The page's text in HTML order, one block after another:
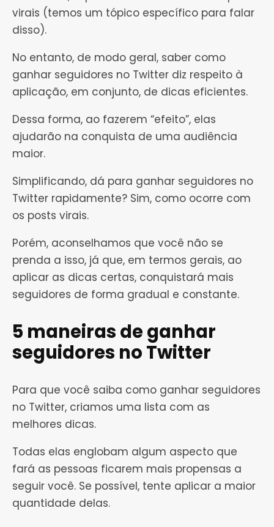
virais (temos um tópico específico para falar
disso).
No entanto, de modo geral, saber como
ganhar seguidores no Twitter diz respeito à
aplicação, em conjunto, de dicas eficientes.
Dessa forma, ao fazerem “efeito”, elas
ajudarão na conquista de uma audiência
maior.
Simplificando, dá para ganhar seguidores no
Twitter rapidamente? Sim, como ocorre com
os posts virais.
Porém, aconselhamos que você não se
prenda a isso, já que, em termos gerais, ao
aplicar as dicas certas, conquistará mais
seguidores de forma gradual e constante.
5 maneiras de ganhar
seguidores no Twitter
Para que você saiba como ganhar seguidores
no Twitter, criamos uma lista com as
melhores dicas.
Todas elas englobam algum aspecto que
fará as pessoas ficarem mais propensas a
seguir você. Se possível, tente aplicar a maior
quantidade delas.